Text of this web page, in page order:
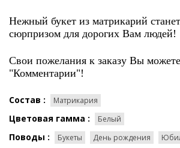
Нежный букет из матрикарий
сюрпризом для дорогих Вам людей!
Свои пожелания к заказу Вы
"Комментарии"!
Состав : Матрикария
Цветовая гамма : Белый
Поводы : Букеты День рождения